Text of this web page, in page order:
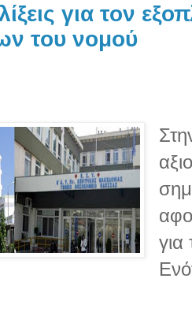
για τον
του νομού
για